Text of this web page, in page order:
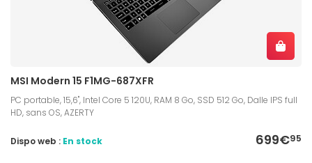
MSI Modern 15 F1MG-687XFR
PC portable, 15,6", Intel Core 5 120U, RAM 8 Go, SSD 512 Go, Dalle IPS full
HD, sans OS, AZERTY
699€95
Dispo web : En stock